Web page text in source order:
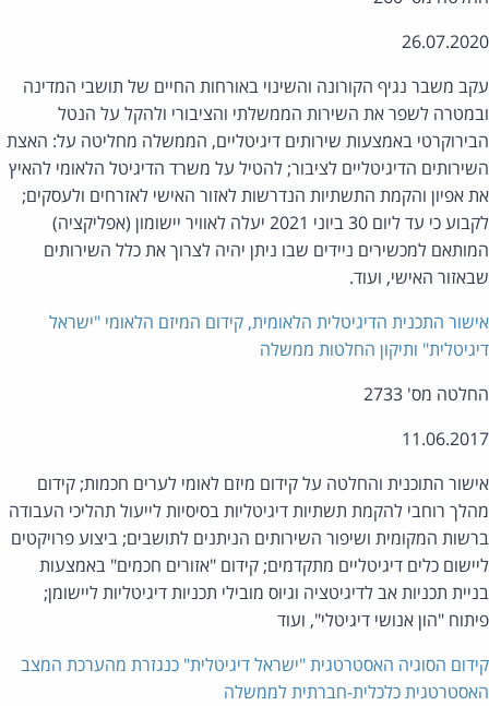
משבר נגיף הקורונה והשינוי באורחות החיים של תושבי המדינה
לשפר את השירות הממשלתי והציבורי ולהקל על הנטל
באמצעות שירותים דיגיטליים, הממשלה מחליטה על: האצת
הדיגיטליים לציבור; להטיל על משרד הדיגיטל הלאומי להאיץ
אפיון והקמת התשתיות הנדרשות לאזור האישי לאזרחים ולעסקים;
לקבוע כי עד ליום 30 ביוני 2021 יעלה לאוויר יישומון (אפליקציה)
למכשירים ניידים שבו ניתן יהיה לצרוך את כלל השירותים
האישי, ועוד.
התכנית הדיגיטלית הלאומית, קידום המיזם הלאומי "ישראל
ותיקון החלטות ממשלה
מס' 2733
התוכנית והחלטה על קידום מיזם לאומי לערים חכמות; קידום
רוחבי להקמת תשתיות דיגיטליות בסיסיות לייעול תהליכי העבודה
המקומית ושיפור השירותים הניתנים לתושבים; ביצוע פרויקטים
כלים דיגיטליים מתקדמים; קידום "אזורים חכמים" באמצעות
תכניות אב לדיגיטציה וגיוס מובילי תכניות דיגיטליות ליישומן;
"הון אנושי דיגיטלי", ועוד
הסוגיה האסטרטגית "ישראל דיגיטלית" כנגזרת מהערכת המצב
כלכלית-חברתית לממשלה